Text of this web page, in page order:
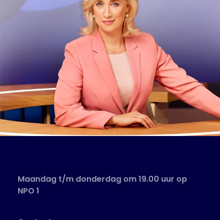
Maandag t/m donderdag om 19.00 uur op
NPO 1